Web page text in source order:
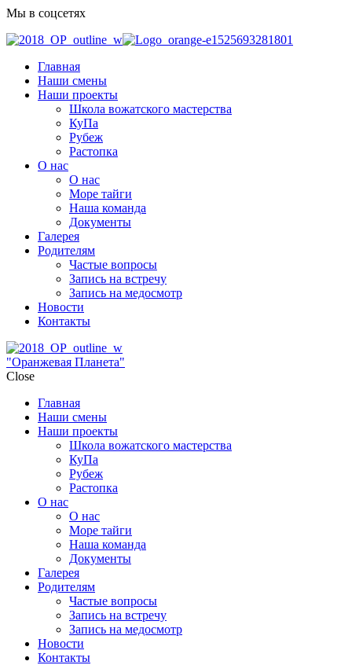
Мы в соцсетях
Главная
Наши смены
Наши проекты
Школа вожатского мастерства
КуПа
Рубеж
Растопка
О нас
О нас
Море тайги
Наша команда
Документы
Галерея
Родителям
Частые вопросы
Запись на встречу
Запись на медосмотр
Новости
Контакты
"Оранжевая Планета"
Close
Главная
Наши смены
Наши проекты
Школа вожатского мастерства
КуПа
Рубеж
Растопка
О нас
О нас
Море тайги
Наша команда
Документы
Галерея
Родителям
Частые вопросы
Запись на встречу
Запись на медосмотр
Новости
Контакты